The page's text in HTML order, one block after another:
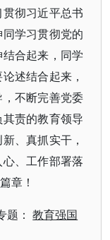
彻习近平总书
学习贯彻党的
合起来，同学
述结合起来，
不断完善党委
责的教育领导
、真抓实干，
、工作部署落
章！
题：教育强国